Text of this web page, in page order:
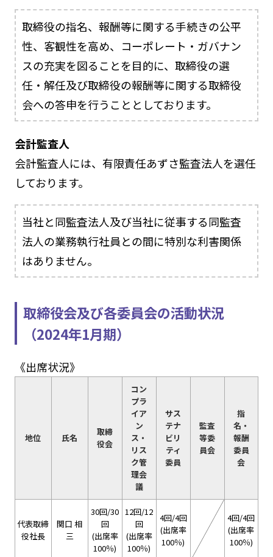
取締役の指名、報酬等に関する手続きの公平
性、客観性を高め、コーポレート・ガバナン
スの充実を図ることを目的に、取締役の選
任・解任及び取締役の報酬等に関する取締役
会への答申を行うこととしております。
会計監査人
会計監査人には、有限責任あずさ監査法人を選任
しております。
当社と同監査法人及び当社に従事する同監査
法人の業務執行社員との間に特別な利害関係
はありません。
取締役会及び各委員会の活動状況
（2024年1月期）
《出席状況》
地位 氏名
取締
役会
コン
プラ
イア
ン
ス・
リス
ク管
理会
議
サス
テナ
ビリ
ティ
委員
監査
等委
員会
指
名・
報酬
委員
会
代表取締
役社長
関口 相
三
30回/30
回
(出席率
100％)
12回/12
回
(出席率
100％)
4回/4回
(出席率
100％)
4回/4回
(出席率
100％)